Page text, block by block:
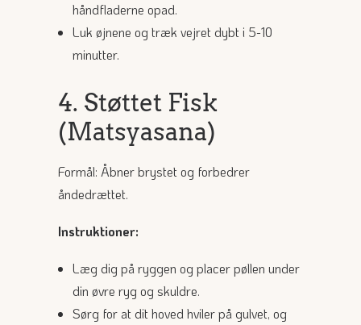
håndfladerne opad.
Luk øjnene og træk vejret dybt i 5-10
minutter.
4. Støttet Fisk
(Matsyasana)
Formål: Åbner brystet og forbedrer
åndedrættet.
Instruktioner:
Læg dig på ryggen og placer pøllen under
din øvre ryg og skuldre.
Sørg for at dit hoved hviler på gulvet, og